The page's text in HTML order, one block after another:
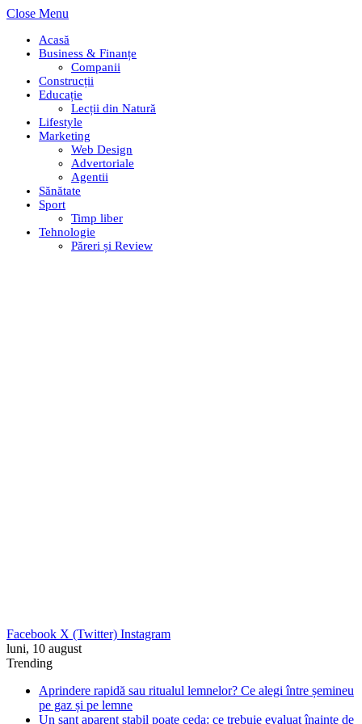
Close Menu
Acasă
Business & Finanțe
Companii
Construcții
Educație
Lecții din Natură
Lifestyle
Marketing
Web Design
Advertoriale
Agentii
Sănătate
Sport
Timp liber
Tehnologie
Păreri și Review
Facebook X (Twitter) Instagram
luni, 10 august
Trending
Aprindere rapidă sau ritualul lemnelor? Ce alegi între șemineu
pe gaz și pe lemne
Un șanț aparent stabil poate ceda: ce trebuie evaluat înainte de